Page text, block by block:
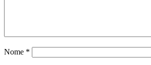
Nome *